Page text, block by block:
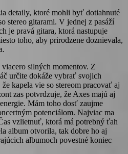
detaily, ktoré mohli byť dotiahnuté
stereo gitarami. V jednej z pasáží
je pravá gitara, ktorá nastupuje
toho, aby prirodzene doznievala,
silných momentov. Z
určite dokáže vybrať svojich
kapela vie so stereom pracovať aj
zas potvrdzuje, že Axes majú aj
Mám toho dosť zaujme
potenciálom. Najviac ma
vzlietnuť, ktorá má potrebný ťah
album otvorila, tak dobre ho aj
albumoch povestné koniec